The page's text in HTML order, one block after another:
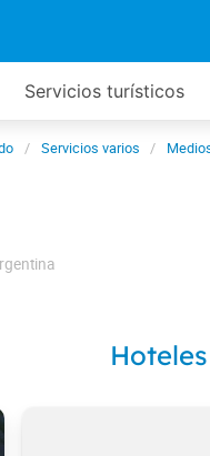
Servicios turísticos
Servicios varios